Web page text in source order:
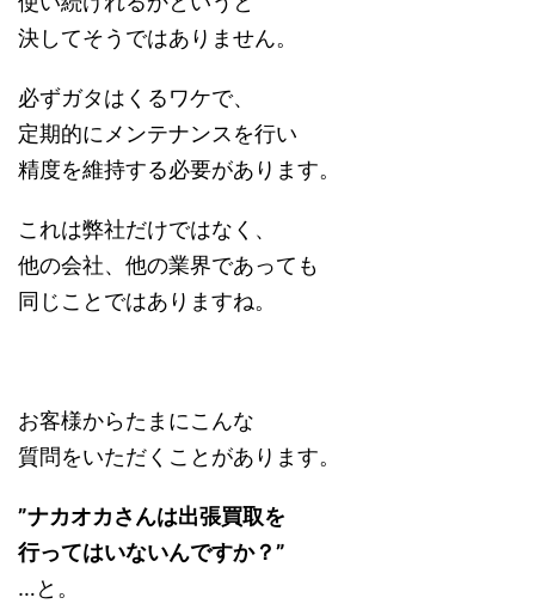
決してそうではありません。
必ずガタはくるワケで、
定期的にメンテナンスを行い
精度を維持する必要があります。
これは弊社だけではなく、
他の会社、他の業界であっても
同じことではありますね。
お客様からたまにこんな
質問をいただくことがあります。
”ナカオカさんは出張買取を
行ってはいないんですか？”
…と。